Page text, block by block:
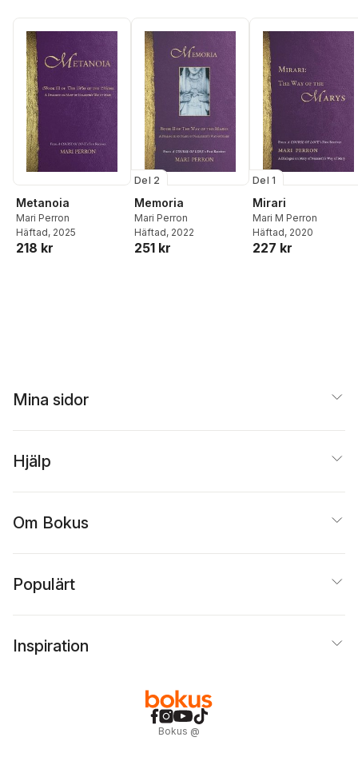
Metanoia
Mari Perron
Häftad, 2025
218 kr
Del 2
Memoria
Mari Perron
Häftad, 2022
251 kr
Del 1
Mirari
Mari M Perron
Häftad, 2020
227 kr
Mina sidor
Hjälp
Om Bokus
Populärt
Inspiration
Bokus @